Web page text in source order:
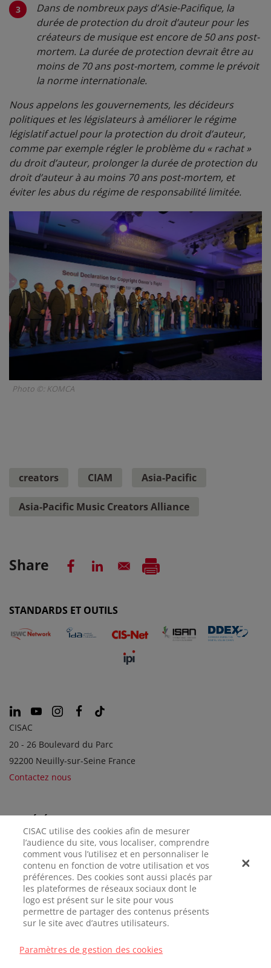
Dans de nombreux pays d’Asie-Pacifique, la
durée de protection du droit d’auteur pour les
créateurs de musique est encore de 50 ans post-
mortem. La durée de protection devrait être au
moins de 70 ans post-mortem, comme le prévoit
la norme internationale.
Nous appelons les gouvernements, les décideurs
politiques et les législateurs à améliorer le régime
législatif actuel pour la protection du droit d’auteur,
comme par exemple régler le problème du « rachat »
du droit d’auteur, prolonger la durée de protection du
droit d’auteur à au moins 70 ans post-mortem, et
éviter les abus du régime de responsabilité limitée.
Photo ©: KOMCA
creators CIAM Asia-Pacific
Asia-Pacific Music Creators Alliance
Share
STANDARDS ET OUTILS
CISAC
20 - 26 Boulevard du Parc
92200 Neuilly-sur-Seine France
Contactez nous
SOCIÉTÉS SOEURS
MENTIONS
CONFIDENTIALITÉ
CISAC utilise des cookies afin de mesurer
l’audience du site, vous localiser, comprendre
comment vous l’utilisez et en personnaliser le
contenu en fonction de votre utilisation et vos
préférences. Des cookies sont aussi placés par
les plateformes de réseaux sociaux dont le
logo est présent sur le site pour vous
permettre de partager des contenus présents
sur le site avec d’autres utilisateurs.
Paramètres de gestion des cookies